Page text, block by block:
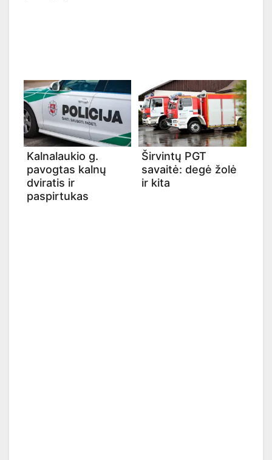
Kalnalaukio g.
pavogtas kalnų
dviratis ir
paspirtukas
Širvintų PGT
savaitė: degė žolė
ir kita